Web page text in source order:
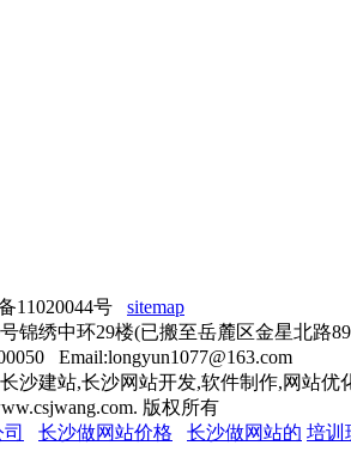
11020044号 sitemap
锦绣中环29楼(已搬至岳麓区金星北路
Email:longyun1077@163.com
沙建站,长沙网站开发,软件制作,网站优
版权所有
长沙做网站价格 长沙做网站的 培训